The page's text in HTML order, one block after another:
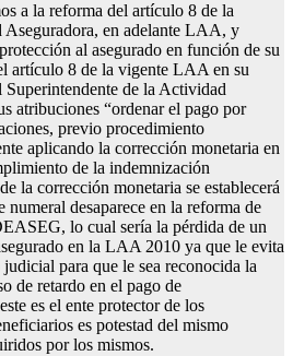
a la reforma del artículo 8 de la
en adelante LAA, y
al asegurado en función de su
artículo 8 de la vigente LAA en su
Superintendente de la Actividad
atribuciones “ordenar el pago por
previo procedimiento
aplicando la corrección monetaria en
de la indemnización
la corrección monetaria se establecerá
numeral desaparece en la reforma de
lo cual sería la pérdida de un
en la LAA 2010 ya que le evita
para que le sea reconocida la
de retardo en el pago de
es el ente protector de los
es potestad del mismo
por los mismos.